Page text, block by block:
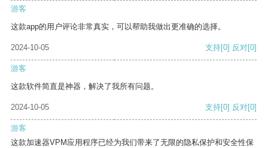
游客
这款app的用户评论非常真实，可以帮助我做出更准确的选择。
2024-10-05 支持[0] 反对[0]
游客
这款软件简直是神器，解决了我所有问题。
2024-10-05 支持[0] 反对[0]
游客
这款加速器VPM应用程序已经为我们带来了无限的隐私保护和安全性保